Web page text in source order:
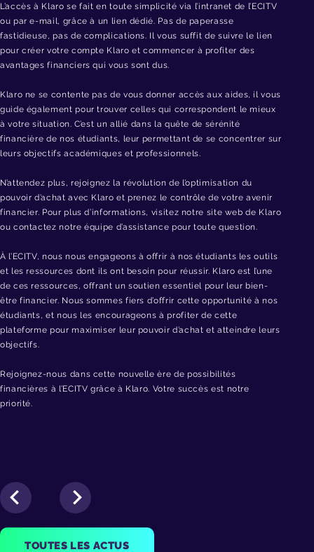
L’accès à Klaro se fait en toute simplicité via l’intranet de l’ECITV
ou par e-mail, grâce à un lien dédié. Pas de paperasse
fastidieuse, pas de complications. Il vous suffit de suivre le lien
pour créer votre compte Klaro et commencer à profiter des
avantages financiers qui vous sont dus.
Klaro ne se contente pas de vous donner accès aux aides, il vous
guide également pour trouver celles qui correspondent le mieux
à votre situation. C’est un allié dans la quête de sérénité
financière de nos étudiants, leur permettant de se concentrer sur
leurs objectifs académiques et professionnels.
N’attendez plus, rejoignez la révolution de l’optimisation du
pouvoir d’achat avec Klaro et prenez le contrôle de votre avenir
financier. Pour plus d’informations, visitez notre site web de Klaro
ou contactez notre équipe d’assistance pour toute question.
À l’ECITV, nous nous engageons à offrir à nos étudiants les outils
et les ressources dont ils ont besoin pour réussir. Klaro est l’une
de ces ressources, offrant un soutien essentiel pour leur bien-
être financier. Nous sommes fiers d’offrir cette opportunité à nos
étudiants, et nous les encourageons à profiter de cette
plateforme pour maximiser leur pouvoir d’achat et atteindre leurs
objectifs.
Rejoignez-nous dans cette nouvelle ère de possibilités
financières à l’ECITV grâce à Klaro. Votre succès est notre
priorité.
TOUTES LES ACTUS